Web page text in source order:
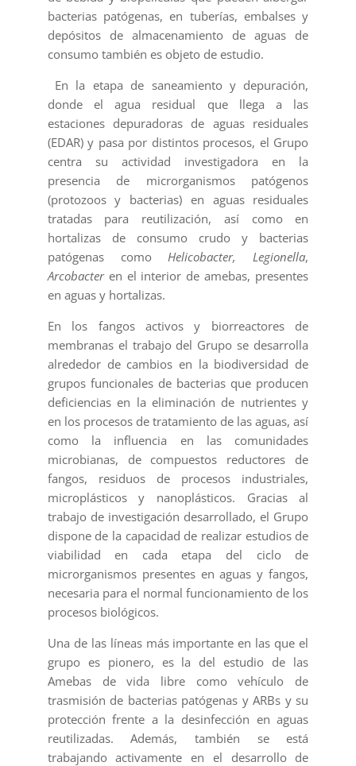
bacterias patógenas, en tuberías, embalses y
depósitos de almacenamiento de aguas de
consumo también es objeto de estudio.
En la etapa de saneamiento y depuración,
donde el agua residual que llega a las
estaciones depuradoras de aguas residuales
(EDAR) y pasa por distintos procesos, el Grupo
centra su actividad investigadora en la
presencia de microrganismos patógenos
(protozoos y bacterias) en aguas residuales
tratadas para reutilización, así como en
hortalizas de consumo crudo y bacterias
patógenas como Helicobacter, Legionella,
Arcobacteren el interior de amebas, presentes
en aguas y hortalizas.
En los fangos activos y biorreactores de
membranas el trabajo del Grupo se desarrolla
alrededor de cambios en la biodiversidad de
grupos funcionales de bacterias que producen
deficiencias en la eliminación de nutrientes y
en los procesos de tratamiento de las aguas, así
como la influencia en las comunidades
microbianas, de compuestos reductores de
fangos, residuos de procesos industriales,
microplásticos y nanoplásticos. Gracias al
trabajo de investigación desarrollado, el Grupo
dispone de la capacidad de realizar estudios de
viabilidad en cada etapa del ciclo de
microrganismos presentes en aguas y fangos,
necesaria para el normal funcionamiento de los
procesos biológicos.
Una de las líneas más importante en las que el
grupo es pionero, es la del estudio de las
Amebas de vida libre como vehículo de
trasmisión de bacterias patógenas y ARBs y su
protección frente a la desinfección en aguas
reutilizadas. Además, también se está
trabajando activamente en el desarrollo de